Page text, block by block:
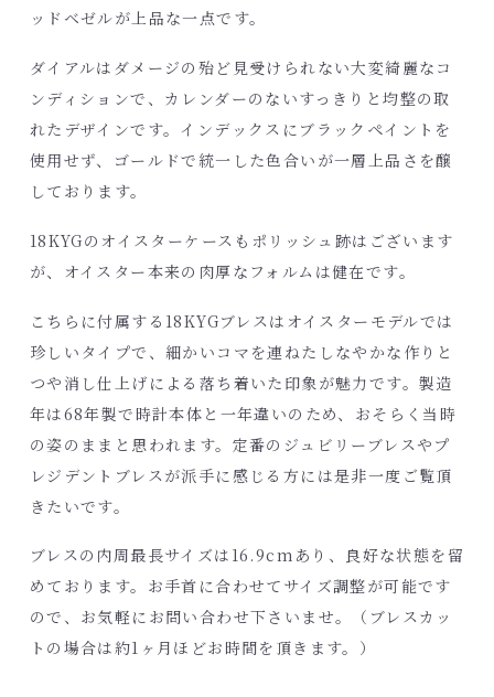
ッドベゼルが上品な一点です。
ダイアルはダメージの殆ど見受けられない大変綺麗なコ
ンディションで、カレンダーのないすっきりと均整の取
れたデザインです。インデックスにブラックペイントを
使用せず、ゴールドで統一した色合いが一層上品さを醸
しております。
18KYGのオイスターケースもポリッシュ跡はございます
が、オイスター本来の肉厚なフォルムは健在です。
こちらに付属する18KYGブレスはオイスターモデルでは
珍しいタイプで、細かいコマを連ねたしなやかな作りと
つや消し仕上げによる落ち着いた印象が魅力です。製造
年は68年製で時計本体と一年違いのため、おそらく当時
の姿のままと思われます。定番のジュビリーブレスやプ
レジデントブレスが派手に感じる方には是非一度ご覧頂
きたいです。
ブレスの内周最長サイズは16.9cmあり、良好な状態を留
めております。お手首に合わせてサイズ調整が可能です
ので、お気軽にお問い合わせ下さいませ。（ブレスカッ
トの場合は約1ヶ月ほどお時間を頂きます。）